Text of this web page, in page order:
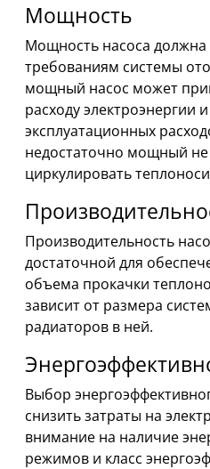
Мощность
Мощность насоса должна
требованиям системы
мощный насос может
расходу электроэнергии
эксплуатационных
недостаточно мощный
циркулировать
Производительность
достаточной для
объема прокачки
зависит от размера
радиаторов в ней.
Выбор
снизить затраты на
внимание на наличие
режимов и класс